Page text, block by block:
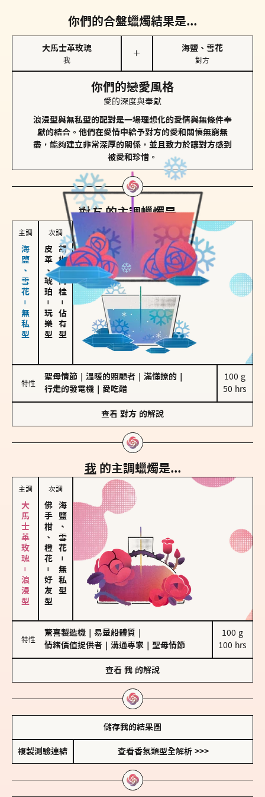
你們的合盤蠟燭結果是...
大馬士革玫瑰
我
＋
海鹽、雪花
對方
你們的戀愛風格
愛的深度與奉獻
浪漫型與無私型的配對是一場理想化的愛情與無條件奉
獻的結合。他們在愛情中給予對方的愛和關懷無窮無
盡，能夠建立非常深厚的關係，並且致力於讓對方感到
被愛和珍惜。
對方的主調蠟燭是...
主調
海鹽、雪花－無私型
次調
皮革、琥珀
－
玩樂型
胡椒、肉桂
－
佔有型
特性
聖母情節 溫暖的照顧者 滿懂撩的
行走的發電機
愛吃醋
100 g
50 hrs
查看 對方 的解說
我 的主調蠟燭是...
主調
大馬士革玫瑰－浪漫型
次調
佛手柑、橙花
－
好友型
海鹽、雪花
－
無私型
特性
驚喜製造機 易暈船體質
情緒價值提供者
溝通專家 聖母情節
100 g
100 hrs
查看 我 的解說
儲存我的結果圖
複製測驗連結 查看香氛類型全解析 >>>